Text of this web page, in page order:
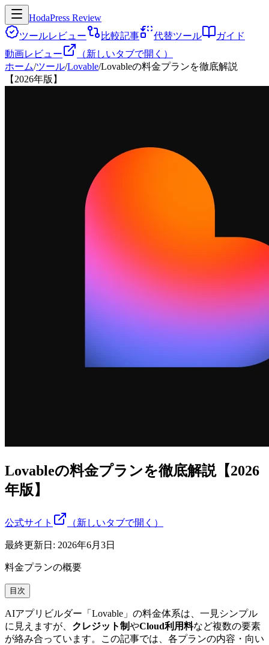
HodaPress Review
ツールレビュー
比較記事 代替ツール
ガイド
動画レビュー
（新しいタブで開く）
ホーム/ツール/Lovable/Lovableの料金プランを徹底解説
【2026年版】
Lovableの料金プランを徹底解説【2026
年版】
公式サイト （新しいタブで開く）
最終更新日: 2026年6月3日
料金プランの概要
目次
AIアプリビルダー「Lovable」の料金体系は、一見シンプル
に見えますが、 クレジット制やCloud利用料など複数の要素
が絡み合っています。この記事では、各プランの内容・向い